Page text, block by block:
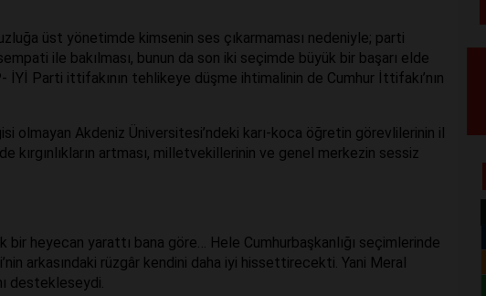
üst yönetimde kimsenin ses çıkarmaması nedeniyle; parti
ile bakılması, bunun da son iki seçimde büyük bir başarı elde
Parti ittifakının tehlikeye düşme ihtimalinin de Cumhur İttifakı’nın
olmayan Akdeniz Üniversitesi’ndeki karı-koca öğretin görevlilerinin il
artması, milletvekillerinin ve genel merkezin sessiz
heyecan yarattı bana göre… Hele Cumhurbaşkanlığı seçimlerinde
arkasındaki rüzgâr kendini daha iyi hissettirecekti. Yani Meral
destekleseydi.